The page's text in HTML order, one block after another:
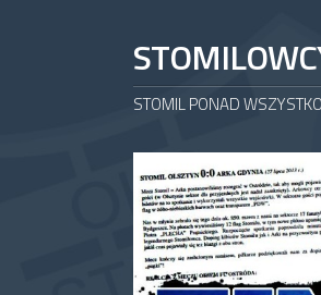
STOMIL PONAD